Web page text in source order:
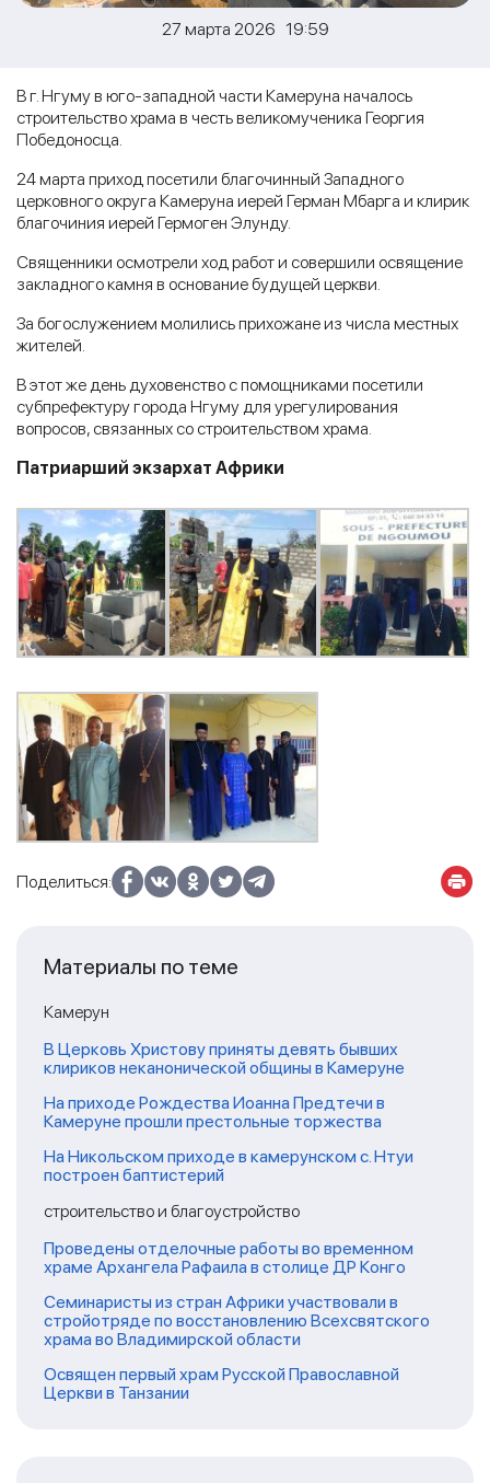
27 марта 2026 19:59
В г. Нгуму в юго-западной части Камеруна началось
строительство храма в честь великомученика Георгия
Победоносца.
24 марта приход посетили благочинный Западного
церковного округа Камеруна иерей Герман Мбарга и клирик
благочиния иерей Гермоген Элунду.
Священники осмотрели ход работ и совершили освящение
закладного камня в основание будущей церкви.
За богослужением молились прихожане из числа местных
жителей.
В этот же день духовенство с помощниками посетили
субпрефектуру города Нгуму для урегулирования
вопросов, связанных со строительством храма.
Патриарший экзархат Африки
Поделиться:
Материалы по теме
Камерун
В Церковь Христову приняты девять бывших
клириков неканонической общины в Камеруне
На приходе Рождества Иоанна Предтечи в
Камеруне прошли престольные торжества
На Никольском приходе в камерунском с. Нтуи
построен баптистерий
строительство и благоустройство
Проведены отделочные работы во временном
храме Архангела Рафаила в столице ДР Конго
Семинаристы из стран Африки участвовали в
стройотряде по восстановлению Всехсвятского
храма во Владимирской области
Освящен первый храм Русской Православной
Церкви в Танзании